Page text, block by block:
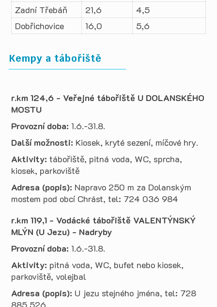
Zadní Třebáň
21,6
4,5
Dobřichovice
16,0 5,6
Kempy a tábořiště
r.km 124,6 - Veřejné tábořiště U DOLANSKÉHO
MOSTU
Provozní doba: 1.6.-31.8.
Další možnosti: Kiosek, kryté sezení, míčové hry.
Aktivity: tábořiště, pitná voda, WC, sprcha,
kiosek, parkoviště
Adresa (popis): Napravo 250 m za Dolanským
mostem pod obcí Chrást, tel: 724 036 984
r.km 119,1 - Vodácké tábořiště VALENTÝNSKÝ
MLÝN (U Jezu) - Nadryby
Provozní doba: 1.6.-31.8.
Aktivity: pitná voda, WC, bufet nebo kiosek,
parkoviště, volejbal
Adresa (popis): U jezu stejného jména, tel: 728
885 526